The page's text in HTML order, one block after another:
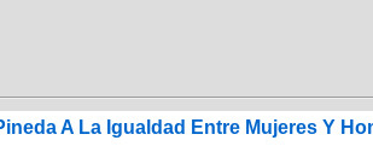
A La Igualdad Entre Mujeres Y